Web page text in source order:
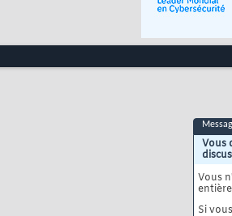
Vous
Vous
Si